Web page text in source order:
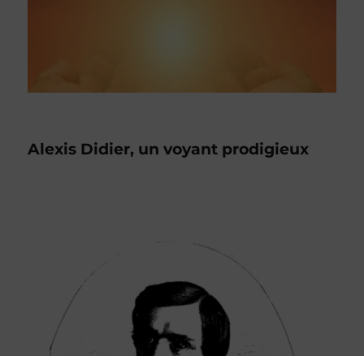
Alexis Didier, un voyant prodigieux